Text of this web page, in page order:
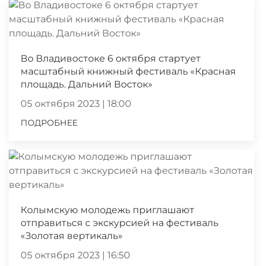
Во Владивостоке 6 октября стартует
масштабный книжный фестиваль «Красная
площадь. Дальний Восток»
05 октября 2023 | 18:00
ПОДРОБНЕЕ
Колымскую молодежь приглашают
отправиться с экскурсией на фестиваль
«Золотая вертикаль»
05 октября 2023 | 16:50